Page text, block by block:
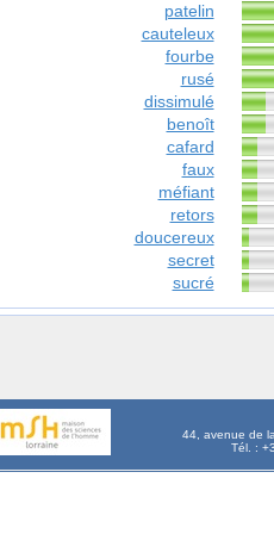
patelin
cauteleux
fourbe
rusé
dissimulé
benoît
cafard
faux
méfiant
retors
doucereux
secret
sucré
44, avenue de
Tél. :